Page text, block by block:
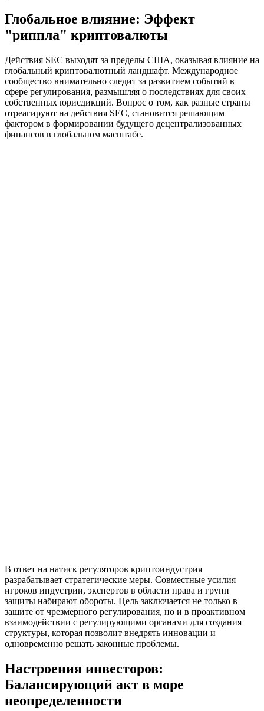
Глобальное влияние: Эффект
"риппла" криптовалюты
Действия SEC выходят за пределы США, оказывая влияние на
глобальный криптовалютный ландшафт. Международное
сообщество внимательно следит за развитием событий в
сфере регулирования, размышляя о последствиях для своих
собственных юрисдикций. Вопрос о том, как разные страны
отреагируют на действия SEC, становится решающим
фактором в формировании будущего децентрализованных
финансов в глобальном масштабе.
В ответ на натиск регуляторов криптоиндустрия
разрабатывает стратегические меры. Совместные усилия
игроков индустрии, экспертов в области права и групп
защиты набирают обороты. Цель заключается не только в
защите от чрезмерного регулирования, но и в проактивном
взаимодействии с регулирующими органами для создания
структуры, которая позволит внедрять инновации и
одновременно решать законные проблемы.
Настроения инвесторов:
Балансирующий акт в море
неопределенности